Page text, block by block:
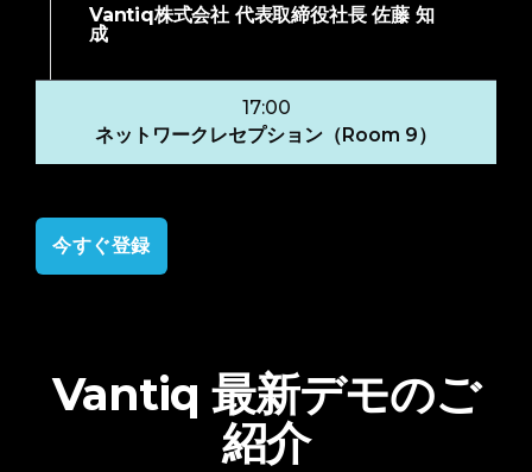
Vantiq株式会社 代表取締役社長 佐藤 知
成
17:00
ネットワークレセプション（Room 9）
今すぐ登録
Vantiq 最新デモのご
紹介